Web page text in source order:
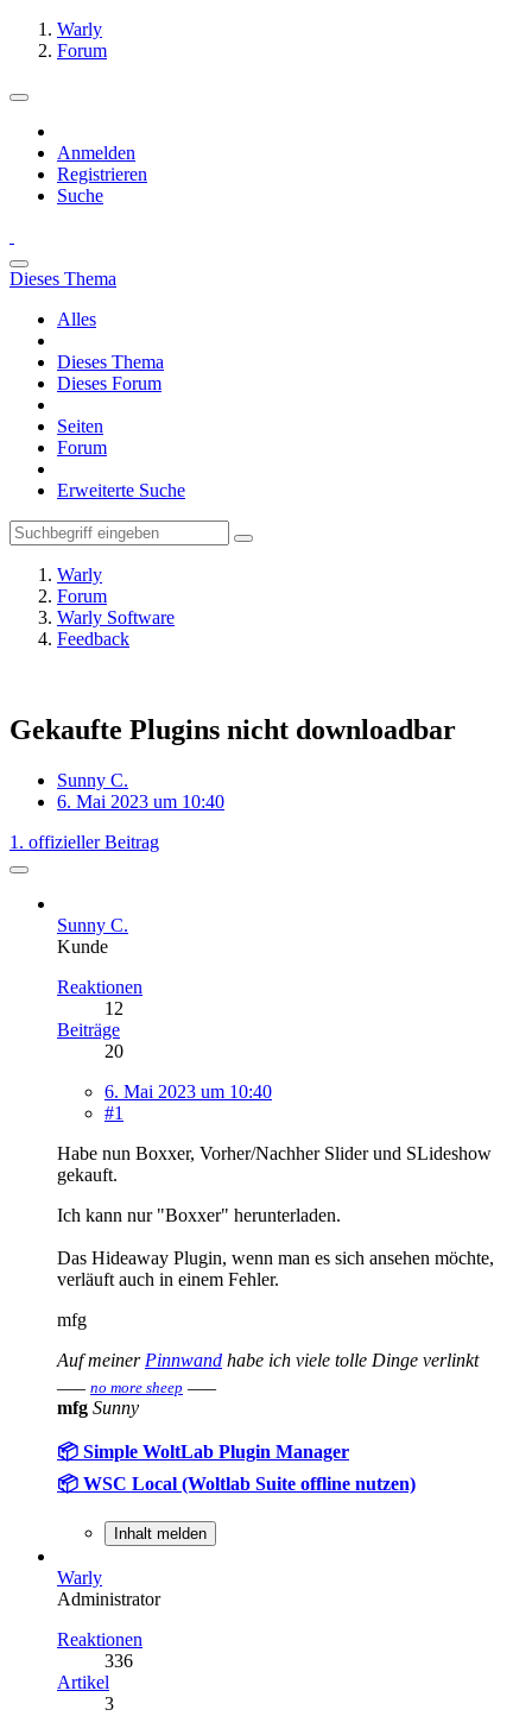
Warly
Forum
Anmelden
Registrieren
Suche
Dieses Thema
Alles
Dieses Thema
Dieses Forum
Seiten
Forum
Erweiterte Suche
Warly
Forum
Warly Software
Feedback
Gekaufte Plugins nicht downloadbar
Sunny C.
6. Mai 2023 um 10:40
1. offizieller Beitrag
Sunny C.
Kunde
Reaktionen
12
Beiträge
20
6. Mai 2023 um 10:40
#1
Habe nun Boxxer, Vorher/Nachher Slider und SLideshow
gekauft.
Ich kann nur "Boxxer" herunterladen.
Das Hideaway Plugin, wenn man es sich ansehen möchte,
verläuft auch in einem Fehler.
mfg
Auf meiner Pinnwand habe ich viele tolle Dinge verlinkt
no more sheep
mfg Sunny
📦 Simple WoltLab Plugin Manager
📦 WSC Local (Woltlab Suite offline nutzen)
Inhalt melden
Warly
Administrator
Reaktionen
336
Artikel
3